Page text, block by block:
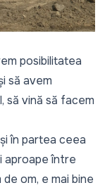
posibilitatea
să avem
să vină să facem
în partea ceea
aproape între
om, e mai bine